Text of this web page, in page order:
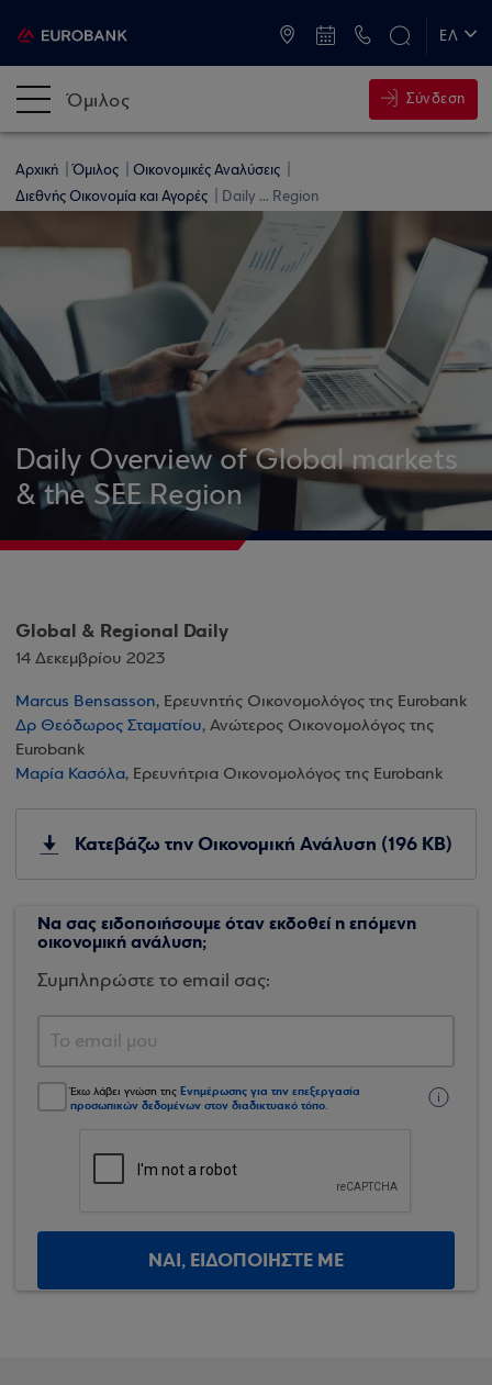
ΕΛ
Όμιλος Σύνδεση
Αρχική Όμιλος
Οικονομικές Αναλύσεις
Διεθνής Οικονομία και Αγορές
Daily ... Region
Daily Overview of Global markets
& the SEE Region
Global & Regional Daily
14 Δεκεμβρίου 2023
Marcus Bensasson, Ερευνητής Οικονομολόγος της Eurobank
Δρ Θεόδωρος Σταματίου, Ανώτερος Οικονομολόγος της
Eurobank
Μαρία Κασόλα, Ερευνήτρια Οικονομολόγος της Eurobank
Κατεβάζω την Οικονομική Ανάλυση (196 KB)
Να σας ειδοποιήσουμε όταν εκδοθεί η επόμενη
οικονομική ανάλυση;
Συμπληρώστε το email σας:
Έχω λάβει γνώση της Ενημέρωσης για την επεξεργασία
προσωπικών δεδομένων στον διαδικτυακό τόπο.
ΝΑΙ, ΕΙΔΟΠΟΙΗΣΤΕ ΜΕ